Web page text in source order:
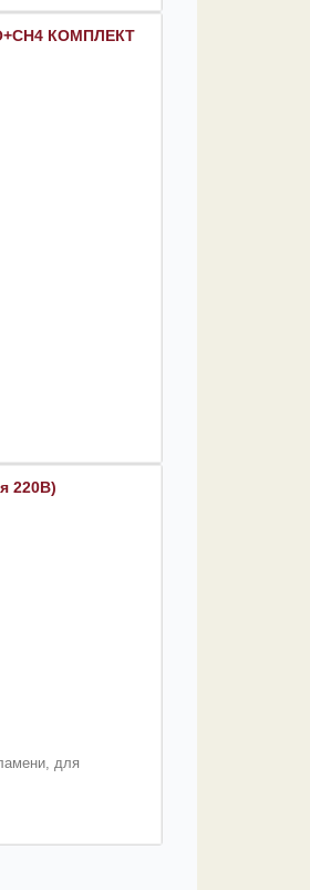
КОМПЛЕКТ
220В)
для